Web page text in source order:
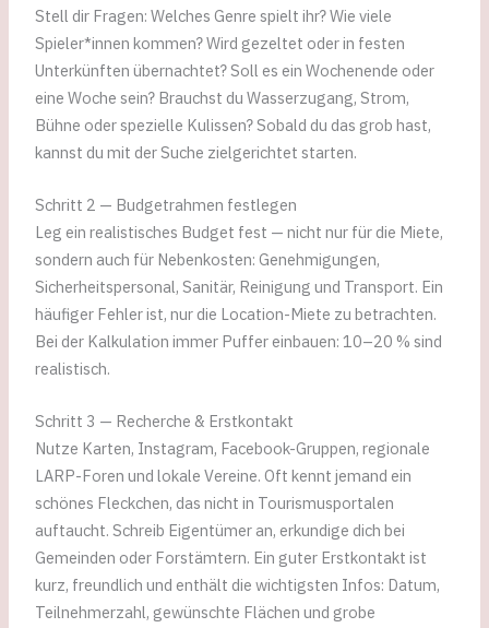
Stell dir Fragen: Welches Genre spielt ihr? Wie viele
Spieler*innen kommen? Wird gezeltet oder in festen
Unterkünften übernachtet? Soll es ein Wochenende oder
eine Woche sein? Brauchst du Wasserzugang, Strom,
Bühne oder spezielle Kulissen? Sobald du das grob hast,
kannst du mit der Suche zielgerichtet starten.
Schritt 2 — Budgetrahmen festlegen
Leg ein realistisches Budget fest — nicht nur für die Miete,
sondern auch für Nebenkosten: Genehmigungen,
Sicherheitspersonal, Sanitär, Reinigung und Transport. Ein
häufiger Fehler ist, nur die Location-Miete zu betrachten.
Bei der Kalkulation immer Puffer einbauen: 10–20 % sind
realistisch.
Schritt 3 — Recherche & Erstkontakt
Nutze Karten, Instagram, Facebook-Gruppen, regionale
LARP-Foren und lokale Vereine. Oft kennt jemand ein
schönes Fleckchen, das nicht in Tourismusportalen
auftaucht. Schreib Eigentümer an, erkundige dich bei
Gemeinden oder Forstämtern. Ein guter Erstkontakt ist
kurz, freundlich und enthält die wichtigsten Infos: Datum,
Teilnehmerzahl, gewünschte Flächen und grobe